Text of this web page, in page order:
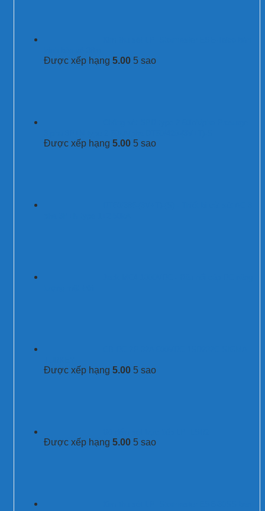
Được xếp hạng 5.00 5 sao
Được xếp hạng 5.00 5 sao
Được xếp hạng 5.00 5 sao
Được xếp hạng 5.00 5 sao